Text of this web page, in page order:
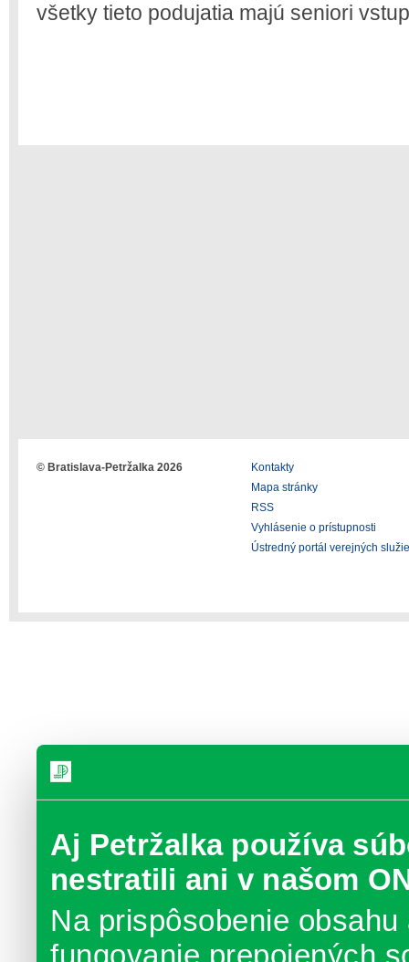
Aj Petržalka používa
nestratili ani v našom
Na prispôsobenie
všetky tieto podujatia majú seniori
© Bratislava-Petržalka 2026
Kontakty
Mapa stránky
RSS
Vyhlásenie o prístupnosti
Ústredný portál verejných